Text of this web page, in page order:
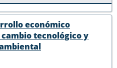
económico
tecnológico y